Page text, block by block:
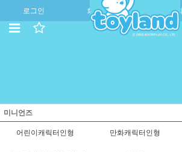
로그인 회원가입 주문조회
미니언즈
어린이캐릭터인형 만화캐릭터인형